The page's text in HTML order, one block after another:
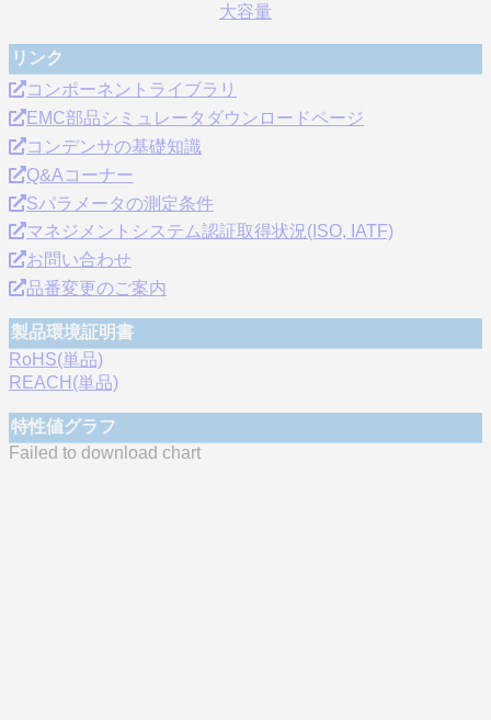
大容量
リンク
コンポーネントライブラリ
EMC部品シミュレータダウンロードページ
コンデンサの基礎知識
Q&Aコーナー
Sパラメータの測定条件
マネジメントシステム認証取得状況(ISO, IATF)
お問い合わせ
品番変更のご案内
製品環境証明書
RoHS(単品)
REACH(単品)
特性値グラフ
Failed to download chart